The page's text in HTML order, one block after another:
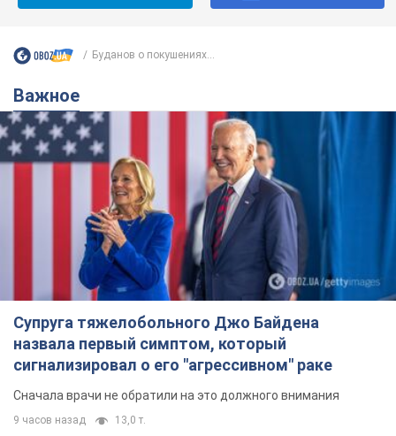
Буданов о покушениях...
Важное
Супруга тяжелобольного Джо Байдена
назвала первый симптом, который
сигнализировал о его "агрессивном" раке
Сначала врачи не обратили на это должного внимания
9 часов назад 13,0 т.